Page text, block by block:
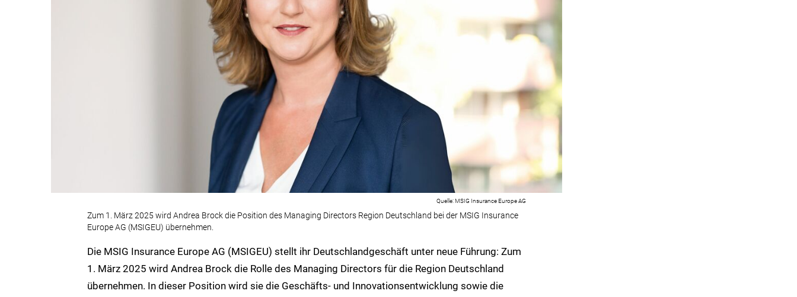
Zum 1. März 2025 wird Andrea Brock die Position des Managing Directors Region Deutschland bei der MSIG Insurance
Europe AG (MSIGEU) übernehmen.
MSIG Insurance Europe AG
Die MSIG Insurance Europe AG (MSIGEU) stellt ihr Deutschlandgeschäft unter neue Führung: Zum
1. März 2025 wird Andrea Brock die Rolle des Managing Directors für die Region Deutschland
übernehmen. In dieser Position wird sie die Geschäfts- und Innovationsentwicklung sowie die